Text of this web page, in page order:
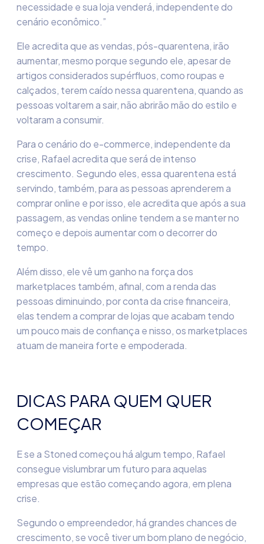
necessidade e sua loja venderá, independente do
cenário econômico.”
Ele acredita que as vendas, pós-quarentena,irão
aumentar, mesmo porque segundo ele, apesar de
artigos considerados supérfluos, como roupas e
calçados, terem caído nessa quarentena, quando as
pessoas voltarem a sair, não abrirão mão do estilo e
voltaram a consumir.
Para o cenário do e-commerce, independente da
crise, Rafael acredita que será de intenso
crescimento. Segundo eles, essa quarentena está
servindo, também, para as pessoas aprenderem a
comprar online e por isso, ele acredita que após a sua
passagem, as vendas online tendem a se manter no
começo e depois aumentar com o decorrer do
tempo.
Além disso, ele vê um ganho na força dos
marketplaces também, afinal, com a renda das
pessoas diminuindo,por conta da crise financeira,
elas tendem a comprar de lojas que acabam tendo
um pouco mais de confiança e nisso, os marketplaces
atuam de maneira forte e empoderada.
DICAS PARA QUEM QUER
COMEÇAR
E se a Stonedcomeçou há algum tempo, Rafael
consegue vislumbrar um futuro para aquelas
empresas que estão começando agora, em plena
crise.
Segundo o empreendedor, há grandes chances de
crescimento,se você tiver um bom plano de negócio,